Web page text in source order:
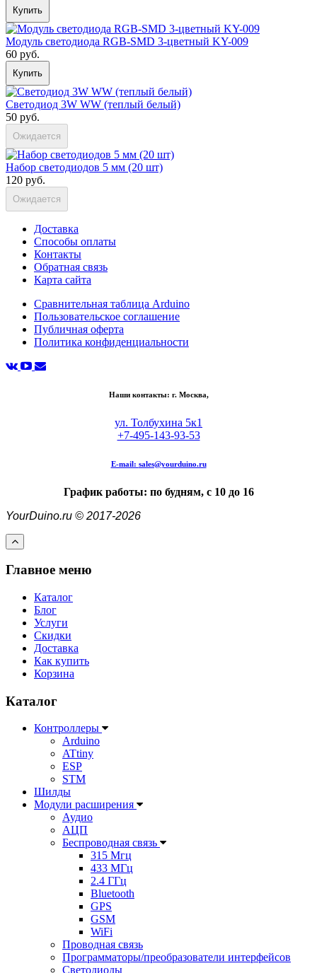
Купить
Модуль светодиода RGB-SMD 3-цветный KY-009
60 руб.
Купить
Светодиод 3W WW (теплый белый)
50 руб.
Ожидается
Набор светодиодов 5 мм (20 шт)
120 руб.
Ожидается
Доставка
Способы оплаты
Контакты
Обратная связь
Карта сайта
Сравнительная таблица Arduino
Пользовательское соглашение
Публичная оферта
Политика конфиденциальности
Наши контакты: г. Москва,
ул. Толбухина 5к1
+7-495-143-93-53
E-mail: sales@yourduino.ru
График работы: по будням, с 10 до 16
YourDuino.ru © 2017-2026
Главное меню
Каталог
Блог
Услуги
Скидки
Доставка
Как купить
Корзина
Каталог
Контроллеры
Arduino
ATtiny
ESP
STM
Шилды
Модули расширения
Аудио
АЦП
Беспроводная связь
315 Мгц
433 МГц
2.4 ГГц
Bluetooth
GPS
GSM
WiFi
Проводная связь
Программаторы/преобразователи интерфейсов
Светодиоды